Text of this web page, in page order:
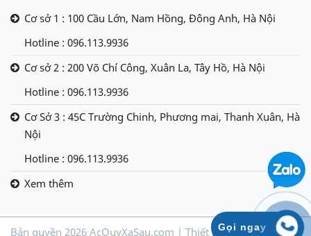
Cơ sở 1 : 100 Cầu Lớn, Nam Hồng, Đông Anh, Hà Nội
Hotline : 096.113.9936
Cơ sở 2 : 200 Võ Chí Công, Xuân La, Tây Hồ, Hà Nội
Hotline : 096.113.9936
Cơ Sở 3 : 45C Trường Chinh, Phương mai, Thanh Xuân, Hà
Nội
Hotline : 096.113.9936
Xem thêm
Bản quyền 2026 AcQuyXaSau.com | Thiết kế & phát triển bởi
Gọi ngay